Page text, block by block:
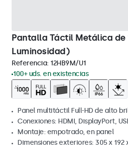
Pantalla Táctil Metálica de
Luminosidad)
Referencia: 12HB9M/U1
100+ uds. en existencias
Panel multitáctil Full-HD de alto
Conexiones: HDMI, DisplayPort,
Montaje: empotrado, en panel
Dimensiones exteriores: 305 x 192